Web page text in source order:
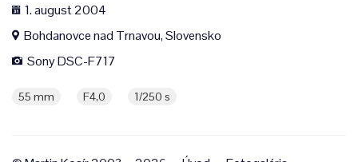
1. august 2004
Bohdanovce nad Trnavou, Slovensko
Sony DSC-F717
55 mm F4,0 1/250 s